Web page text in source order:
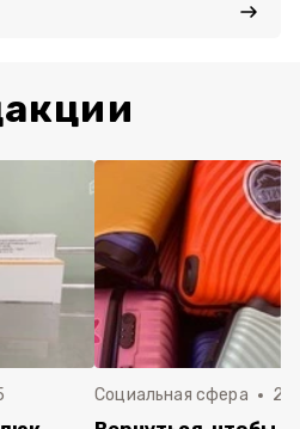
Социальная сфера 20